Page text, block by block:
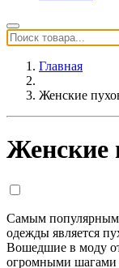
Главная
Женские
Женские
Самым популярным
одежды является
Вошедшие в моду
огромными шагами